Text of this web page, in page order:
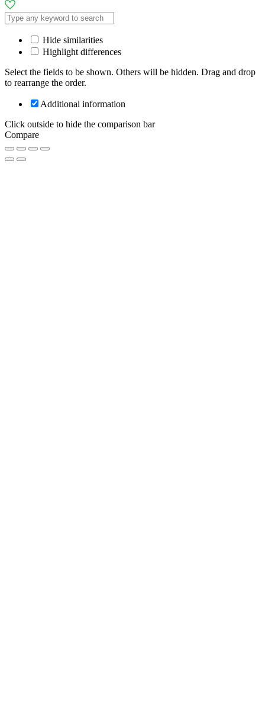
Hide similarities
Highlight differences
Select the fields to be shown. Others will be hidden. Drag and drop
to rearrange the order.
Additional information
Click outside to hide the comparison bar
Compare